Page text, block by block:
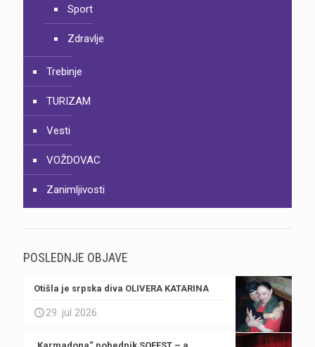
Sport
Zdravlje
Trebinje
TURIZAM
Vesti
VOŽDOVAC
Zanimljivosti
POSLEDNJE OBJAVE
Otišla je srpska diva OLIVERA KATARINA
29. jul 2026.